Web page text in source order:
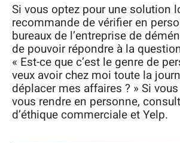
Si vous optez pour une solution
recommande de vérifier en
bureaux de l’entreprise de
de pouvoir répondre à la
« Est-ce que c’est le genre de
veux avoir chez moi toute la
déplacer mes affaires ? » Si
vous rendre en personne,
d’éthique commerciale et Yelp.